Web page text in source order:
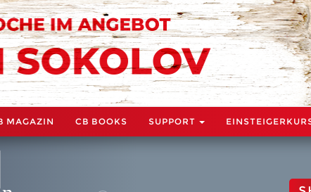
MAGAZIN CB BOOKS SUPPORT